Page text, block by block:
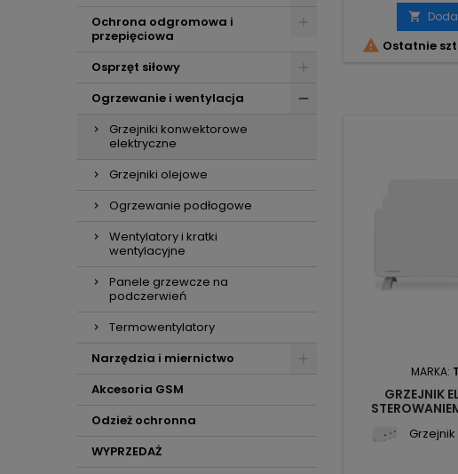
Ochrona odgromowa i
przepięciowa
Osprzęt siłowy
Ogrzewanie i wentylacja
Grzejniki konwektorowe
elektryczne
Grzejniki olejowe
Ogrzewanie podłogowe
Wentylatory i kratki
wentylacyjne
Panele grzewcze na
podczerwień
Termowentylatory
Narzędzia i miernictwo
Akcesoria GSM
Odzież ochronna
WYPRZEDAŻ

 Ostatnie
MARKA:
GRZEJNIK